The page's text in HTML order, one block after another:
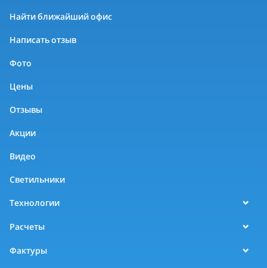
Найти ближайший офис
Написать отзыв
Фото
Цены
Отзывы
Акции
Видео
Светильники
Технологии
Расчеты
Фактуры